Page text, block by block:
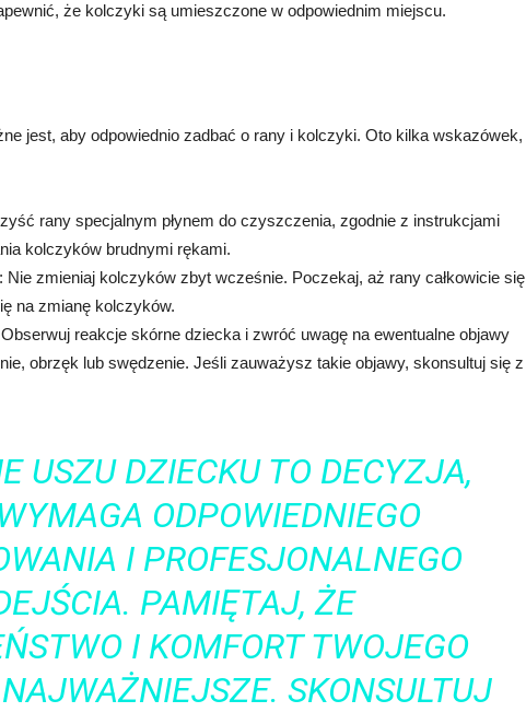
że kolczyki są umieszczone w odpowiednim miejscu.
jest, aby odpowiednio zadbać o rany i kolczyki. Oto kilka wskazówek,
rany specjalnym płynem do czyszczenia, zgodnie z instrukcjami
kolczyków brudnymi rękami.
zmieniaj kolczyków zbyt wcześnie. Poczekaj, aż rany całkowicie się
na zmianę kolczyków.
reakcje skórne dziecka i zwróć uwagę na ewentualne objawy
obrzęk lub swędzenie. Jeśli zauważysz takie objawy, skonsultuj się z
USZU DZIECKU TO DECYZJA,
ODPOWIEDNIEGO
I PROFESJONALNEGO
PAMIĘTAJ, ŻE
I KOMFORT TWOJEGO
SKONSULTUJ